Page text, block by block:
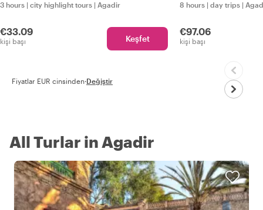
3 hours | city highlight tours | Agadir
€33.09
kişi başı Keşfet
8 hours | day trips |
€97.06
kişi başı
Fiyatlar EUR cinsinden·Değiştir
All Turlar in Agadir